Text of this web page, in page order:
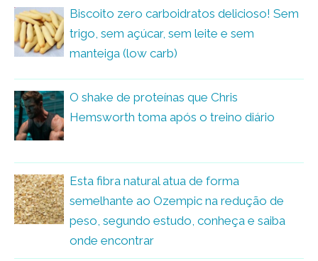
Biscoito zero carboidratos delicioso! Sem
trigo, sem açúcar, sem leite e sem
manteiga (low carb)
O shake de proteínas que Chris
Hemsworth toma após o treino diário
Esta fibra natural atua de forma
semelhante ao Ozempic na redução de
peso, segundo estudo, conheça e saiba
onde encontrar